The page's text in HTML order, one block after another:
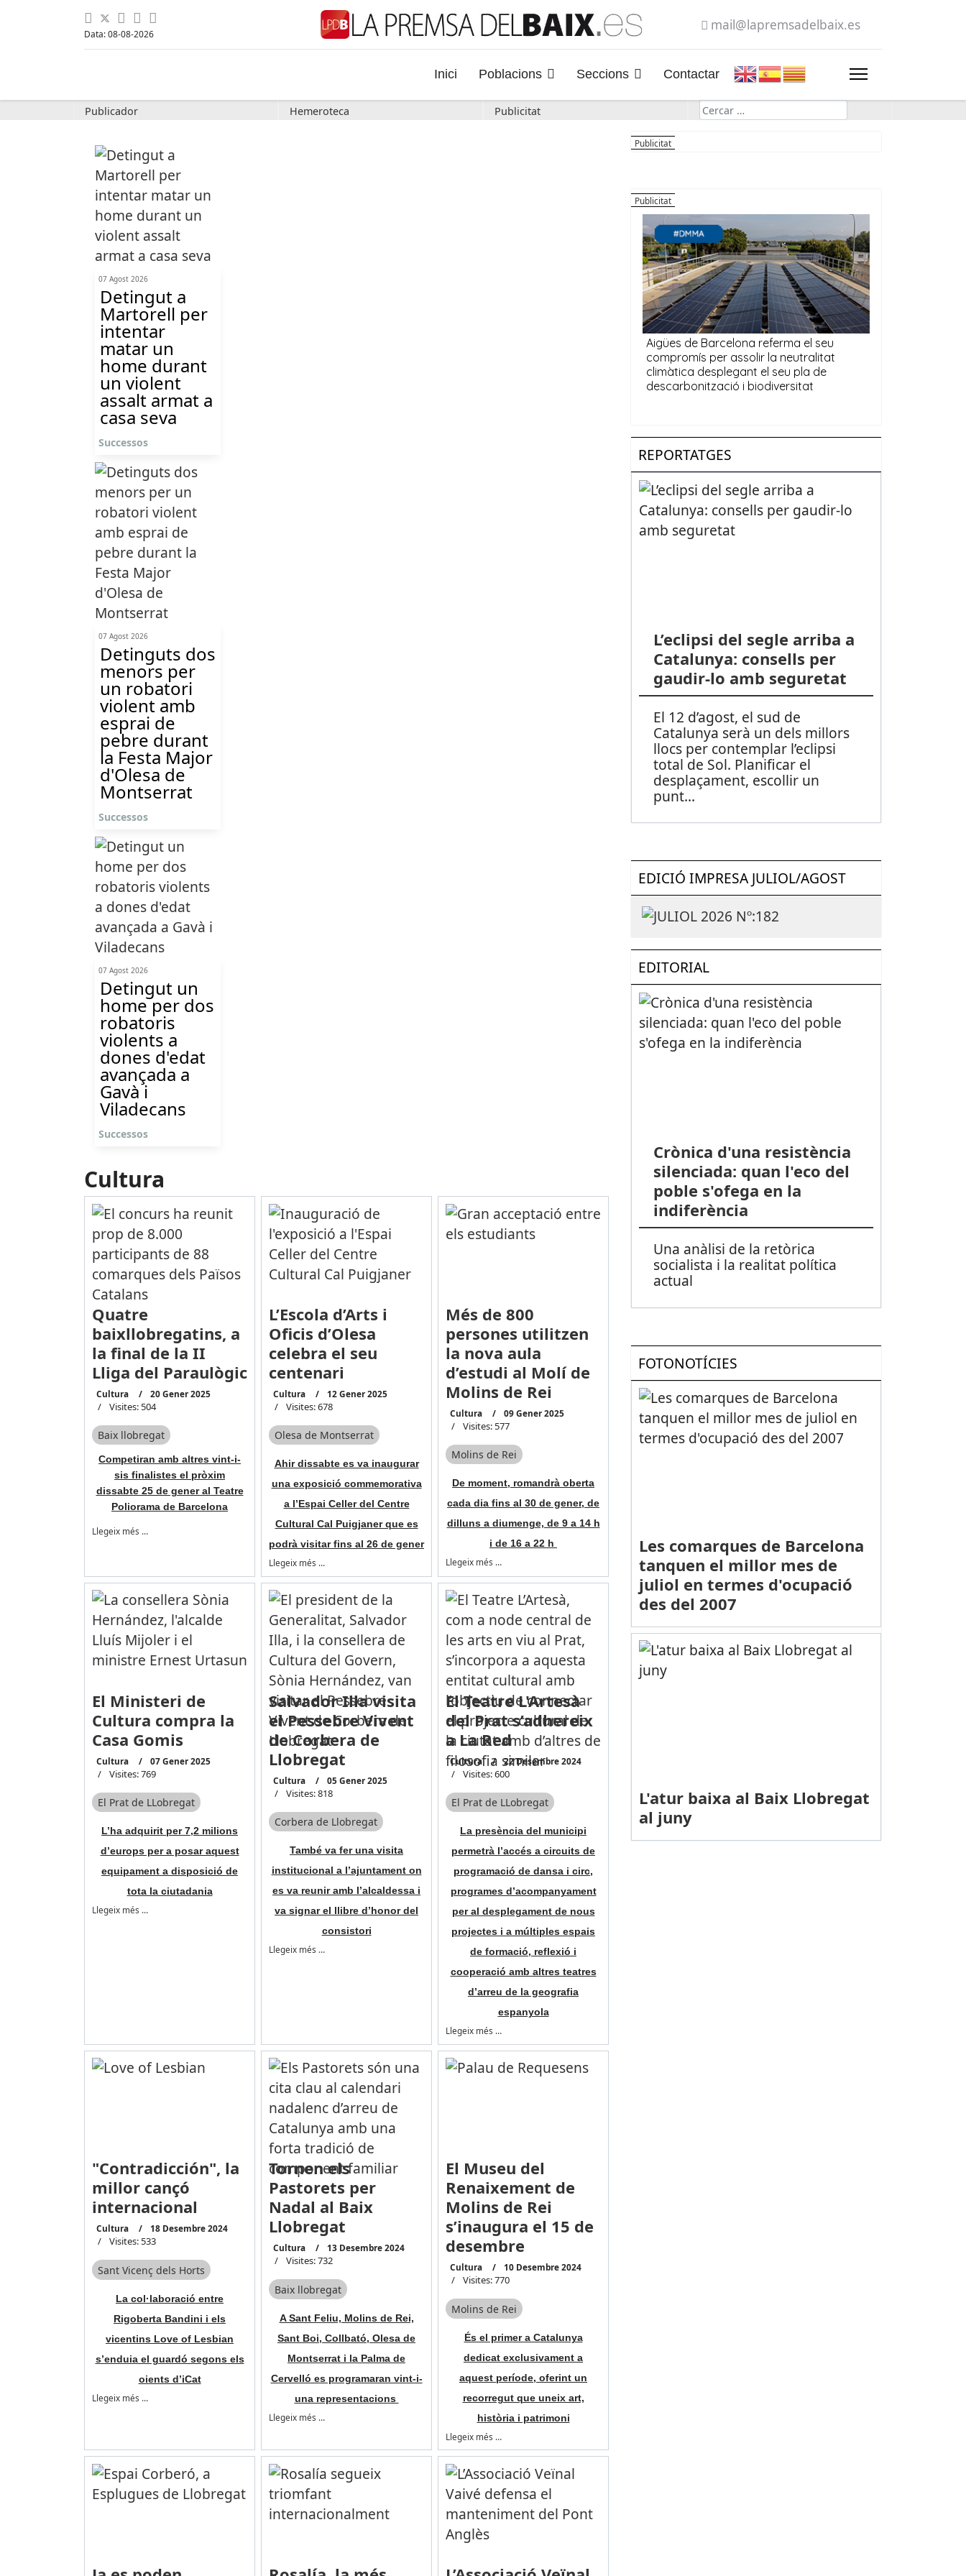
Data: 08-08-2026
mail@lapremsadelbaix.es
Inici Poblacions Seccions Contactar
Publicador Hemeroteca Publicitat Cerca
07 Agost 2026
Detingut a
Martorell per
intentar
matar un
home durant
un violent
assalt armat a
casa seva
Successos
07 Agost 2026
Detinguts dos
menors per
un robatori
violent amb
esprai de
pebre durant
la Festa Major
d'Olesa de
Montserrat
Successos
07 Agost 2026
Detingut un
home per dos
robatoris
violents a
dones d'edat
avançada a
Gavà i
Viladecans
Successos
Cultura
Quatre
baixllobregatins, a
la final de la II
Lliga del Paraulògic
Cultura 20 Gener 2025
Visites: 504
Baix llobregat
Competiran amb altres vint-i-
sis finalistes el pròxim
dissabte 25 de gener al Teatre
Poliorama de Barcelona
Llegeix més …
L’Escola d’Arts i
Oficis d’Olesa
celebra el seu
centenari
Cultura 12 Gener 2025
Visites: 678
Olesa de Montserrat
Ahir dissabte es va inaugurar
una exposició commemorativa
a l’Espai Celler del Centre
Cultural Cal Puigjaner que es
podrà visitar fins al 26 de gener
Llegeix més …
Més de 800
persones utilitzen
la nova aula
d’estudi al Molí de
Molins de Rei
Cultura 09 Gener 2025
Visites: 577
Molins de Rei
De moment, romandrà oberta
cada dia fins al 30 de gener, de
dilluns a diumenge, de 9 a 14 h
i de 16 a 22 h
Llegeix més …
El Ministeri de
Cultura compra la
Casa Gomis
Cultura 07 Gener 2025
Visites: 769
El Prat de LLobregat
L’ha adquirit per 7,2 milions
d’europs per a posar aquest
equipament a disposició de
tota la ciutadania
Llegeix més …
Salvador Illa visita
el Pessebre Vivent
de Corbera de
Llobregat
Cultura 05 Gener 2025
Visites: 818
Corbera de Llobregat
També va fer una visita
institucional a l’ajuntament on
es va reunir amb l’alcaldessa i
va signar el llibre d’honor del
consistori
Llegeix més …
El Teatre L'Artesà
del Prat s’adhereix
a La Red
Cultura 22 Desembre 2024
Visites: 600
El Prat de LLobregat
La presència del municipi
permetrà l’accés a circuits de
programació de dansa i circ,
programes d’acompanyament
per al desplegament de nous
projectes i a múltiples espais
de formació, reflexió i
cooperació amb altres teatres
d’arreu de la geografia
espanyola
Llegeix més …
"Contradicción", la
millor cançó
internacional
Cultura 18 Desembre 2024
Visites: 533
Sant Vicenç dels Horts
La col·laboració entre
Rigoberta Bandini i els
vicentins Love of Lesbian
s’enduia el guardó segons els
oients d’iCat
Llegeix més …
Tornen els
Pastorets per
Nadal al Baix
Llobregat
Cultura 13 Desembre 2024
Visites: 732
Baix llobregat
A Sant Feliu, Molins de Rei,
Sant Boi, Collbató, Olesa de
Montserrat i la Palma de
Cervelló es programaran vint-i-
una representacions
Llegeix més …
El Museu del
Renaixement de
Molins de Rei
s’inaugura el 15 de
desembre
Cultura 10 Desembre 2024
Visites: 770
Molins de Rei
És el primer a Catalunya
dedicat exclusivament a
aquest període, oferint un
recorregut que uneix art,
història i patrimoni
Llegeix més …
REPORTATGES
L’eclipsi del segle arriba a
Catalunya: consells per
gaudir-lo amb seguretat
El 12 d’agost, el sud de
Catalunya serà un dels millors
llocs per contemplar l’eclipsi
total de Sol. Planificar el
desplaçament, escollir un
punt...
EDICIÓ IMPRESA JULIOL/AGOST
EDITORIAL
Crònica d'una resistència
silenciada: quan l'eco del
poble s'ofega en la
indiferència
Una anàlisi de la retòrica
socialista i la realitat política
actual
FOTONOTÍCIES
Les comarques de Barcelona
tanquen el millor mes de
juliol en termes d'ocupació
des del 2007
L'atur baixa al Baix Llobregat
al juny